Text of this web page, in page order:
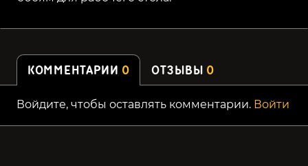
КОММЕНТАРИИ 0 ОТЗЫВЫ 0
Войдите, чтобы оставлять комментарии. Войти